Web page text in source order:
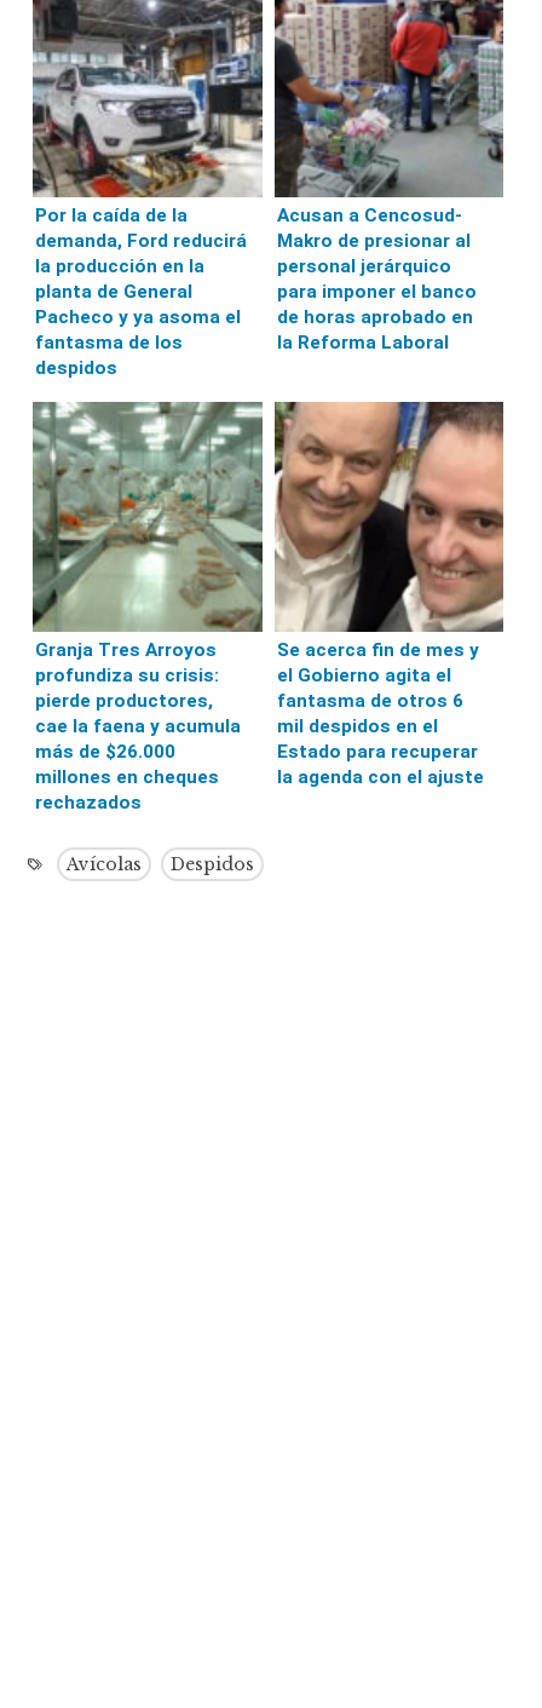
Por la caída de la
demanda, Ford reducirá
la producción en la
planta de General
Pacheco y ya asoma el
fantasma de los
despidos
Acusan a Cencosud-
Makro de presionar al
personal jerárquico
para imponer el banco
de horas aprobado en
la Reforma Laboral
Granja Tres Arroyos
profundiza su crisis:
pierde productores,
cae la faena y acumula
más de $26.000
millones en cheques
rechazados
Se acerca fin de mes y
el Gobierno agita el
fantasma de otros 6
mil despidos en el
Estado para recuperar
la agenda con el ajuste
Avícolas Despidos